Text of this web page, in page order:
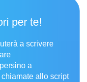
per te!
a scrivere
a
allo script